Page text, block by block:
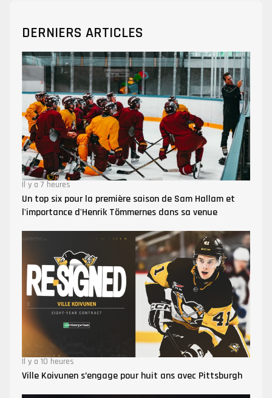
DERNIERS ARTICLES
Il y a 7 heures
Un top six pour la première saison de Sam Hallam et
l'importance d'Henrik Tömmernes dans sa venue
Il y a 10 heures
Ville Koivunen s’engage pour huit ans avec Pittsburgh